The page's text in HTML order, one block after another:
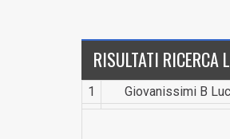
RISULTATI
1 Giovanissimi B